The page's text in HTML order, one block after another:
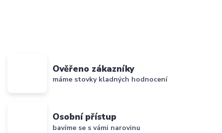
Ověřeno zákazníky
máme stovky kladných hodnocení
Osobní přístup
bavíme se s vámi narovinu